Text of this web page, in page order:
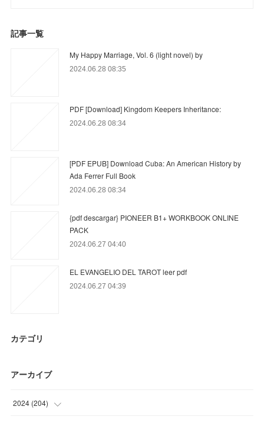
記事一覧
My Happy Marriage, Vol. 6 (light novel) by
2024.06.28 08:35
PDF [Download] Kingdom Keepers Inheritance:
2024.06.28 08:34
[PDF EPUB] Download Cuba: An American History by
Ada Ferrer Full Book
2024.06.28 08:34
{pdf descargar} PIONEER B1+ WORKBOOK ONLINE
PACK
2024.06.27 04:40
EL EVANGELIO DEL TAROT leer pdf
2024.06.27 04:39
カテゴリ
アーカイブ
2024 (204)